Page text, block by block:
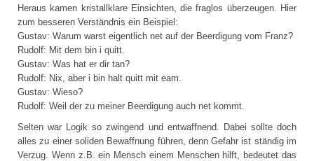
Heraus kamen kristallklare Einsichten, die fraglos überzeugen. Hier
zum besseren Verständnis ein Beispiel:
Gustav: Warum warst eigentlich net auf der Beerdigung vom Franz?
Rudolf: Mit dem bin i quitt.
Gustav: Was hat er dir tan?
Rudolf: Nix, aber i bin halt quitt mit eam.
Gustav: Wieso?
Rudolf: Weil der zu meiner Beerdigung auch net kommt.
Selten war Logik so zwingend und entwaffnend. Dabei sollte doch
alles zu einer soliden Bewaffnung führen, denn Gefahr ist ständig im
Verzug. Wenn z.B. ein Mensch einem Menschen hilft, bedeutet das